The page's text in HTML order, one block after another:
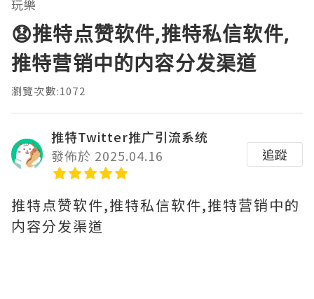
玩樂
😧推特点赞软件,推特私信软件,
推特营销中的内容分发渠道
瀏覽次數:1072
推特Twitter推广引流系统
發佈於 2025.04.16
追蹤
推特点赞软件,推特私信软件,推特营销中的
内容分发渠道